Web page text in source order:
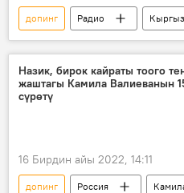
допинг Радио
олимпиада
Спорт
Кылыч Сарбагышев
Назик, бирок кайраты тоого
жаштагы Камила Валиеванын
сүрөтү
16 Бирдин айы 2022, 14:11
допинг Россия